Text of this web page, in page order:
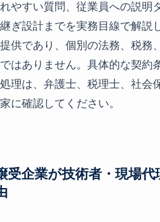
れやすい質問、従業員への説明
継ぎ設計までを実務目線で解説
提供であり、個別の法務、税務
ではありません。具体的な契約
処理は、弁護士、税理士、社会
家に確認してください。
受企業が技術者・現場